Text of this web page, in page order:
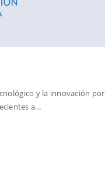
y la innovación por
a...